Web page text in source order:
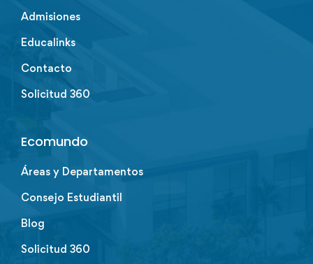
Admisiones
Educalinks
Contacto
Solicitud 360
Ecomundo
Áreas y Departamentos
Consejo Estudiantil
Blog
Solicitud 360